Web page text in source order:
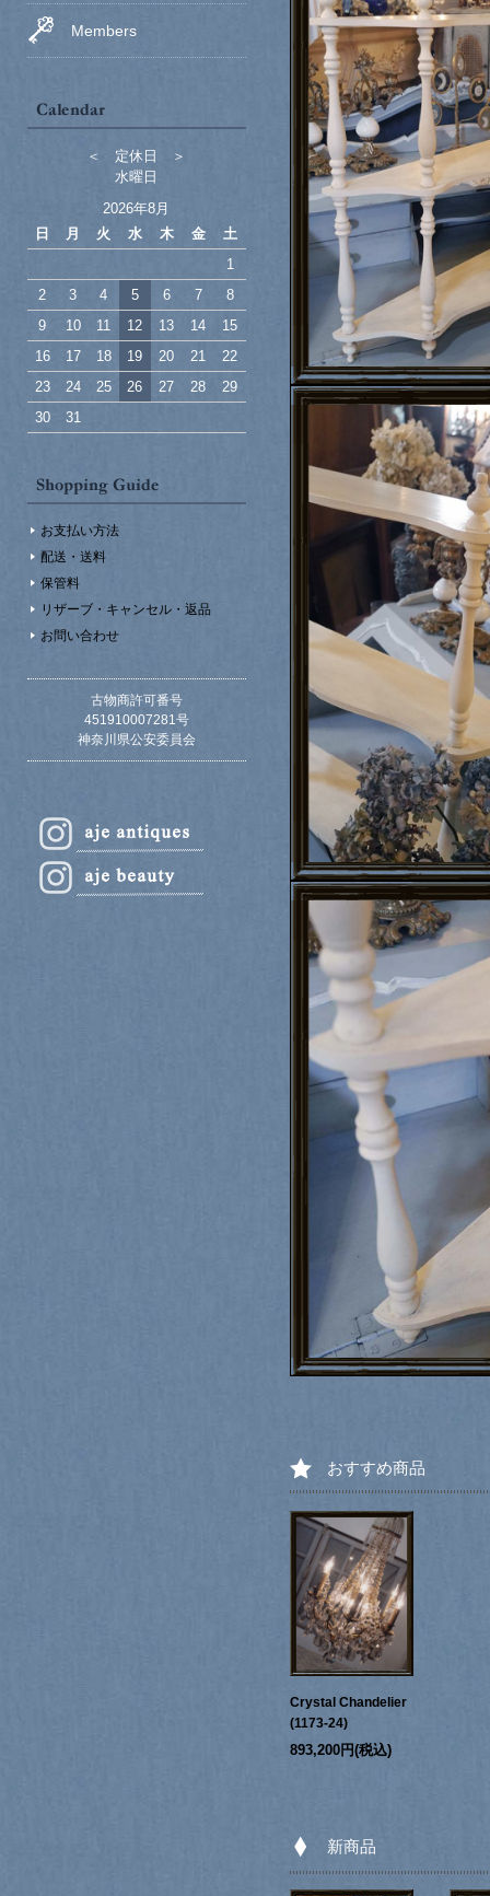
Members
＜ 定休日 ＞
水曜日
2026年8月
日
月 火 水 木 金
土
1
2
3 4 5 6 7
8
9
10 11 12 13 14
15
16
17 18 19 20 21
22
23
24 25 26 27 28
29
30
31
お支払い方法
配送・送料
保管料
リザーブ・キャンセル・返品
お問い合わせ
古物商許可番号
451910007281号
神奈川県公安委員会
おすすめ商品
Crystal Chandelier
(1173-24)
893,200円(税込)
新商品